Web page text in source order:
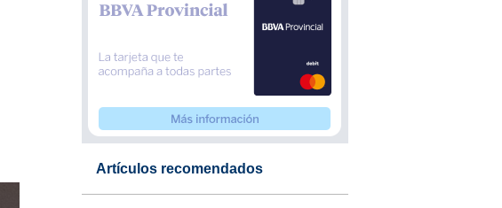
Artículos recomendados